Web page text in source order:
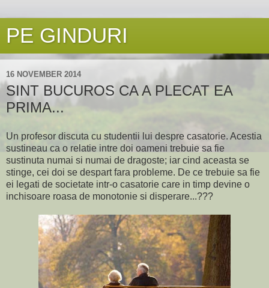
PE GINDURI
16 NOVEMBER 2014
SINT BUCUROS CA A PLECAT EA
PRIMA...
Un profesor discuta cu studentii lui despre casatorie. Acestia
sustineau ca o relatie intre doi oameni trebuie sa fie
sustinuta numai si numai de dragoste; iar cind aceasta se
stinge, cei doi se despart fara probleme. De ce trebuie sa fie
ei legati de societate intr-o casatorie care in timp devine o
inchisoare roasa de monotonie si disperare...???